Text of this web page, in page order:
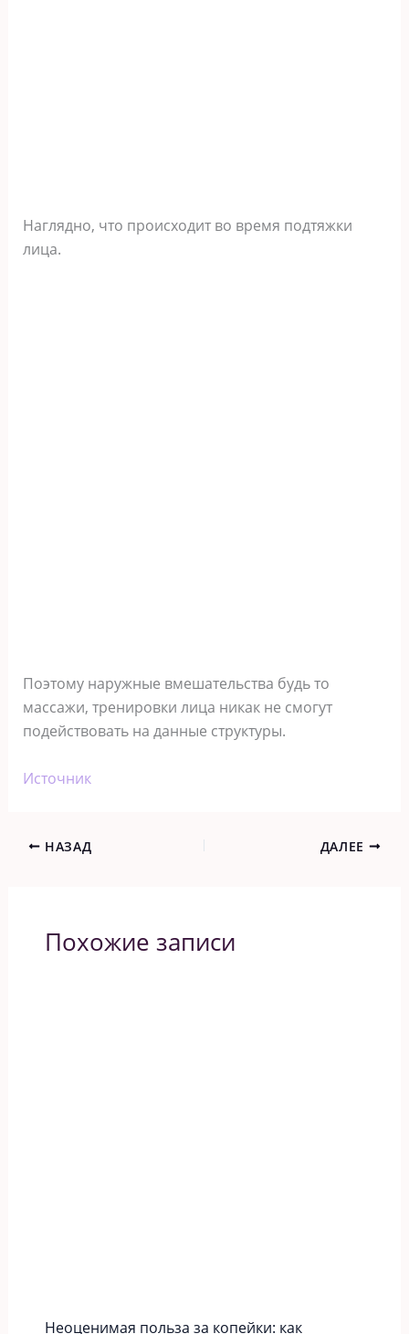
Наглядно, что происходит во время подтяжки
лица.
Поэтому наружные вмешательства будь то
массажи, тренировки лица никак не смогут
подействовать на данные структуры.
Источник
НАЗАД ДАЛЕЕ
Похожие записи
Неоценимая польза за копейки: как